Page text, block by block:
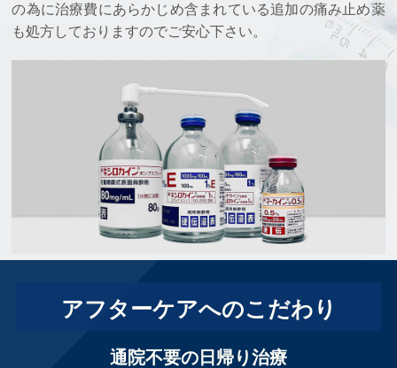
の為に治療費にあらかじめ含まれている追加の痛み止め薬
も処方しておりますのでご安心下さい。
アフターケアへのこだわり
通院不要の日帰り治療